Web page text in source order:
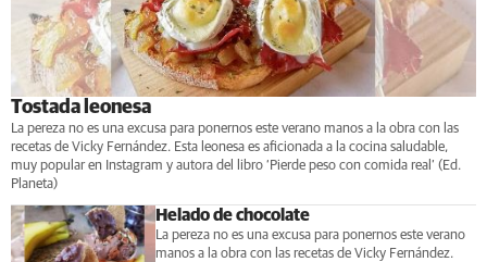
Tostada leonesa
La pereza no es una excusa para ponernos este verano manos a la obra con las
recetas de Vicky Fernández. Esta leonesa es aficionada a la cocina saludable,
muy popular en Instagram y autora del libro ‘Pierde peso con comida real’ (Ed.
Planeta)
Helado de chocolate
La pereza no es una excusa para ponernos este verano
manos a la obra con las recetas de Vicky Fernández.